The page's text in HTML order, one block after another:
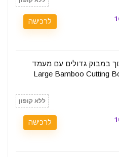
לרכישה
במבוק גדולים עם מעמד
Large Bamboo Cutting
ללא קופון
לרכישה